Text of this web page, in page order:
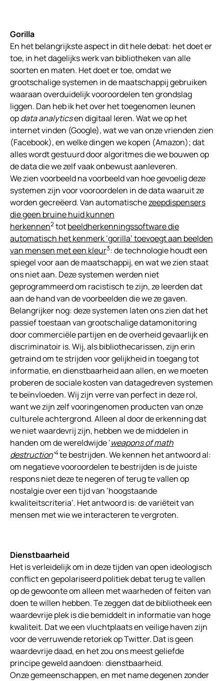
Gorilla
En het belangrijkste aspect in dit hele debat: het doet er
toe, in het dagelijks werk van bibliotheken van alle
soorten en maten. Het doet er toe, omdat we
grootschalige systemen in de maatschappij gebruiken
waaraan overduidelijk vooroordelen ten grondslag
liggen. Dan heb ik het over het toegenomen leunen
opdata analyticsen digitaal leren. Wat we op het
internet vinden (Google), wat we van onze vrienden zien
(Facebook), en welke dingen we kopen (Amazon); dat
alles wordt gestuurd door algoritmes die we bouwen op
de data die we zelf vaak onbewust aanleveren.
We zien voorbeeld na voorbeeld van hoe gevoelig deze
systemen zijn voor vooroordelen in de data waaruit ze
worden gecreëerd. Van automatischezeepdispensers
die geen bruine huid kunnen
herkennen2totbeeldherkenningssoftware die
automatisch het kenmerk ‘gorilla’ toevoegt aan beelden
van mensen met een kleur3: de technologie houdt een
spiegel voor aan de maatschappij, en wat we zien staat
ons niet aan. Deze systemen werden niet
geprogrammeerd om racistisch te zijn, ze leerden dat
aan de hand van de voorbeelden die we ze gaven.
Belangrijker nog: deze systemen laten ons zien dat het
passief toestaan van grootschalige datamonitoring
door commerciële partijen en de overheid gevaarlijk en
discriminatoir is. Wij, als bibliothecarissen, zijn erin
getraind om te strijden voor gelijkheid in toegang tot
informatie, en dienstbaarheid aan allen, en we moeten
proberen de sociale kosten van datagedreven systemen
te beïnvloeden. Wij zijn verre van perfect in deze rol,
want we zijn zelf vooringenomen producten van onze
culturele achtergrond. Alleen al door de erkenning dat
we niet waardevrij zijn, hebben we de middelen in
handen om de wereldwijde ‘weapons of math
destruction’4te bestrijden. We kennen het antwoord al:
om negatieve vooroordelen te bestrijden is de juiste
respons niet deze te negeren of terug te vallen op
nostalgie over een tijd van ‘hoogstaande
kwaliteitscriteria’. Het antwoord is: de variëteit van
mensen met wie we interacteren te vergroten.
Dienstbaarheid
Het is verleidelijk om in deze tijden van open ideologisch
conflict en gepolariseerd politiek debat terug te vallen
op de gewoonte om alleen met waarheden of feiten van
doen te willen hebben. Te zeggen dat de bibliotheek een
waardevrije plek is die bemiddelt in informatie van hoge
kwaliteit. Dat we een vluchtplaats en veilige haven zijn
voor de verruwende retoriek op Twitter. Dat is geen
waardevrije daad, en het zou ons meest geliefde
principe geweld aandoen: dienstbaarheid.
Onze gemeenschappen, en met name degenen zonder